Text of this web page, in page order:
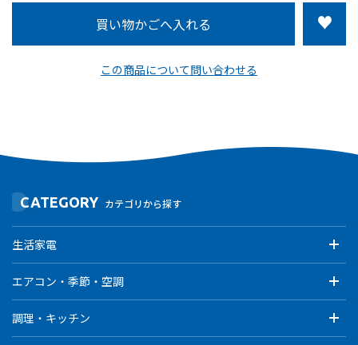
この商品について問い合わせる
CATEGORY カテゴリから探す
生活家電
エアコン・季節・空調
調理・キッチン